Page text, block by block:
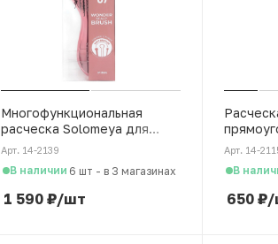
Многофункциональная
расческа Solomeya для
распутывания, массажа и
мытья кожи головы,
розовый
Арт. 14-2139
В наличии 6 шт - в 3 магазинах
1 590₽/шт
для
с
Арт. 14-
В
650₽/